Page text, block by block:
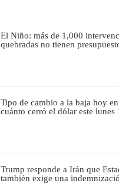
El Niño: más de 1,000
quebradas no tienen
Tipo de cambio a la baja hoy
cuánto cerró el dólar este lunes
Trump responde a Irán que
también exige una